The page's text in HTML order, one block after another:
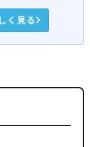
く見る